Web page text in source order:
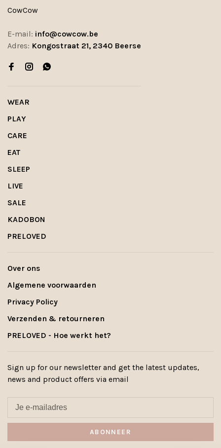
CowCow
E-mail: info@cowcow.be
Adres: Kongostraat 21, 2340 Beerse
WEAR
PLAY
CARE
EAT
SLEEP
LIVE
SALE
KADOBON
PRELOVED
Over ons
Algemene voorwaarden
Privacy Policy
Verzenden & retourneren
PRELOVED - Hoe werkt het?
Sign up for our newsletter and get the latest updates,
news and product offers via email
ABONNEER